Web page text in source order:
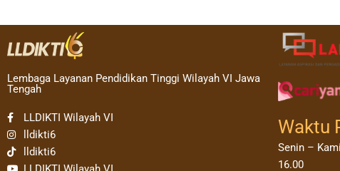
Lembaga Layanan Pendidikan Tinggi Wilayah VI Jawa
Tengah
LLDIKTI Wilayah VI
lldikti6
lldikti6
Waktu
Senin –
16.00